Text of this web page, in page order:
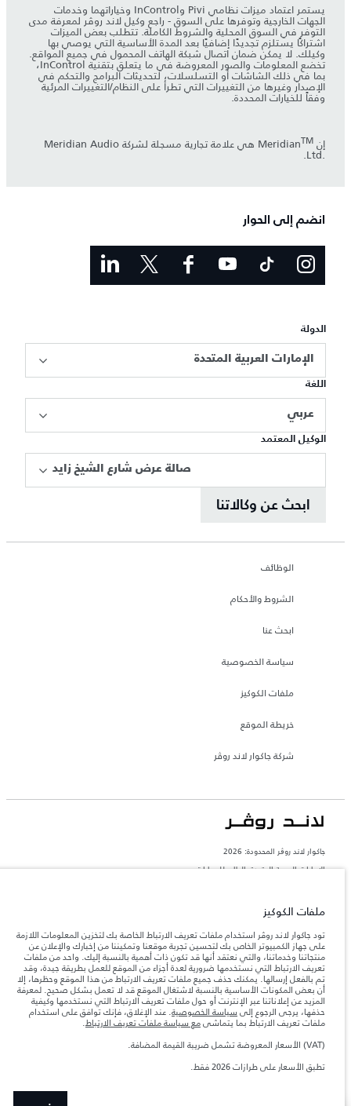
يستمر اعتماد ميزات نظامي Pivi وInControl وخياراتهما وخدمات
الجهات الخارجية وتوفرها على السوق - راجع وكيل لاند روڤر لمعرفة مدى
التوفر في السوق المحلية والشروط الكاملة. تتطلب بعض الميزات
اشتراكًا يستلزم تجديدًا إضافيًا بعد المدة الأساسية التي يوصي بها
وكيلك. لا يمكن ضمان اتصال شبكة الهاتف المحمول في جميع المواقع.
تخضع المعلومات والصور المعروضة في ما يتعلق بتقنية InControl،
بما في ذلك الشاشات أو التسلسلات، لتحديثات البرامج والتحكم في
الإصدار وغيرها من التغييرات التي تطرأ على النظام/التغييرات المرئية
وفقاً للخيارات المحددة.
إنMeridian TM ‎ هي علامة تجارية مسجلة لشركة Meridian Audio
Ltd.‎.
انضم إلى الحوار
الدولة
الإمارات العربية المتحدة
اللغة
عربي
الوكيل المعتمد
صالة عرض شارع الشيخ زايد
ابحث عن وكالاتنا
الوظائف
الشروط والأحكام
ابحث عنا
سياسة الخصوصية
ملفات الكوكيز
خريطة الموقع
شركة جاكوار لاند روڤر
جاكوار لاند روڨر المحدودة: 2026
الإمارات العربية المتحدة, الطاير للسيارات
والحد الأقصى لأحمال المحور عند تحميل السيارة بالإكسسوارات والركاب والسوائل والوقود
المعلومات والمواصفات والأسعار والألوان المذكورة على هذا الموقع قد تختلف من بلد إلى
آخر، كما أنّها قد تتغير بدون إشعار مسبق. الرجاء التواصل مع وكيلنا المحلي للتأكد من توفّرها
والتحقق من الأسعار.
ملاحظة مهمة حول الصور والمواصفات. إن النقص العالمي في أشباه الموصلات يؤثر حاليًا
في مواصفات تصميم السيارات وتوفر الخيارات وتوقيتات التصاميم. هذا ظرف ديناميكي
للغاية، ونتيجة لذلك، قد لا تمثّل الصور المستخدَمة ضمن موقع الويب حاليًا المواصفات الحالية
بالكامل بالنسبة إلى الميزات والخيارات والحلية ومجموعات الألوان. يرجى استشارة وكيلك الذي
يتباين استهلك الوقود الفعلي للمركبة عن ذلك المتحقق في تلك الاختبارات كما أن هذه
الأرقام بغرض المقارنة فحسب.
ملفات الكوكيز
تود جاكوار لاند روڤر استخدام ملفات تعريف الارتباط الخاصة بك لتخزين المعلومات اللازمة
على جهاز الكمبيوتر الخاص بك لتحسين تجربة موقعنا وتمكيننا من إخبارك والإعلان عن
منتجاتنا وخدماتنا، والتي نعتقد أنها قد تكون ذات أهمية بالنسبة إليك. واحد من ملفات
تعريف الارتباط التي نستخدمها ضرورية لعدة أجزاء من الموقع للعمل بطريقة جيدة، وقد
تم بالفعل إرسالها. يمكنك حذف جميع ملفات تعريف الارتباط من هذا الموقع وحظرها، إلا
أن بعض المكونات الأساسية بالنسبة لاشتغال الموقع قد لا تعمل بشكل صحيح. لمعرفة
المزيد عن إعلاناتنا عبر الإنترنت أو حول ملفات تعريف الارتباط التي نستخدمها وكيفية
حذفها، يرجى الرجوع إلى سياسة الخصوصية. عند الإغلاق، فإنك توافق على استخدام
ملفات تعريف الارتباط بما يتماشىمع سياسة ملفات تعريف الارتباط.
(VAT) الأسعار المعروضة تشمل ضريبة القيمة المضافة.
تطبق الأسعار على طرازات 2026 فقط.